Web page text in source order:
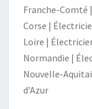
Franche-Comté |
Corse |
Loire |
Normandie |
Nouvelle-
d’Azur